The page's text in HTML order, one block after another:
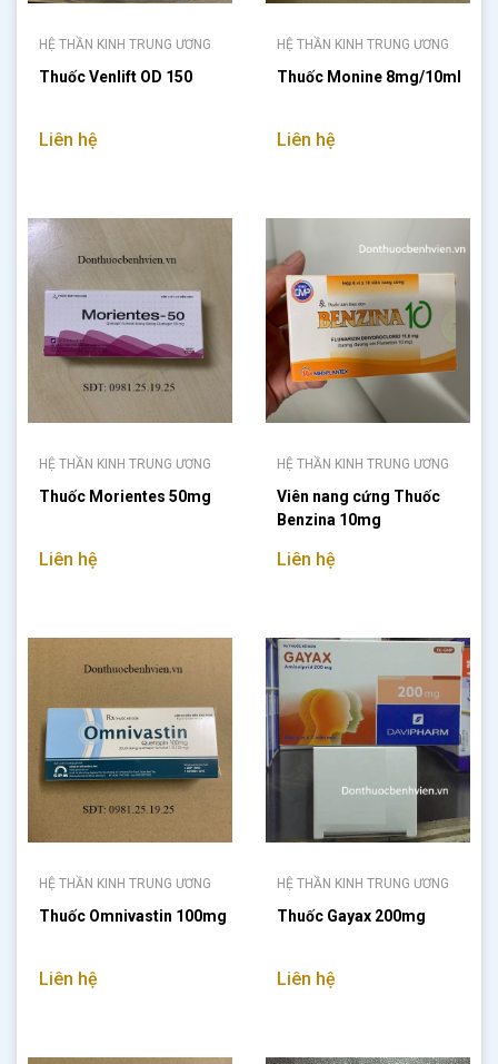
HỆ THẦN KINH TRUNG ƯƠNG
Thuốc Venlift OD 150
Liên hệ
HỆ THẦN KINH TRUNG ƯƠNG
Thuốc Monine 8mg/10ml
Liên hệ
HỆ THẦN KINH TRUNG ƯƠNG
Thuốc Morientes 50mg
Liên hệ
HỆ THẦN KINH TRUNG ƯƠNG
Viên nang cứng Thuốc
Benzina 10mg
Liên hệ
HỆ THẦN KINH TRUNG ƯƠNG
Thuốc Omnivastin 100mg
Liên hệ
HỆ THẦN KINH TRUNG ƯƠNG
Thuốc Gayax 200mg
Liên hệ